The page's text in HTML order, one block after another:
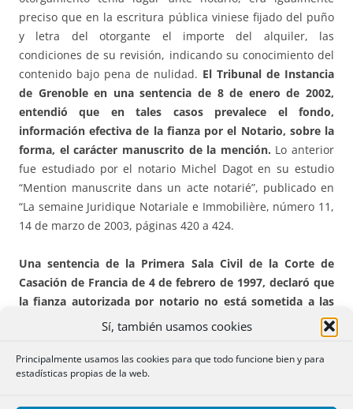
Sí, también usamos cookies
Principalmente usamos las cookies para que todo funcione bien y para
estadísticas propias de la web.
preciso que en la escritura pública viniese fijado del puño
y letra del otorgante el importe del alquiler, las
condiciones de su revisión, indicando su conocimiento del
contenido bajo pena de nulidad. El Tribunal de Instancia
de Grenoble en una sentencia de 8 de enero de 2002,
entendió que en tales casos prevalece el fondo,
información efectiva de la fianza por el Notario, sobre la
forma, el carácter manuscrito de la mención. Lo anterior
fue estudiado por el notario Michel Dagot en su estudio
“Mention manuscrite dans un acte notarié”, publicado en
“La semaine Juridique Notariale e Immobilière, número 11,
14 de marzo de 2003, páginas 420 a 424.
Una sentencia de la Primera Sala Civil de la Corte de
Casación de Francia de 4 de febrero de 1997, declaró que
la fianza autorizada por notario no está sometida a las
exigencias de las menciones manuscritas del artículo
Ello se debe según el
profesor Laurent Aynès al valor particularmente
protector que corresponde a la intervención notarial: “La